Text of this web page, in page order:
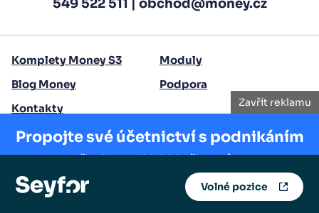
Zavřít reklamu
Propojte své účetnictví s podnikáním
Přidejte se k 20 000 uživatelům.
Vyzkoušet zdarma
549 522 511 | obchod@money.cz
Komplety Money S3
Moduly
Blog Money
Podpora
Kontakty
Copyright 2026 Seyfor, a. s.
Volné pozice